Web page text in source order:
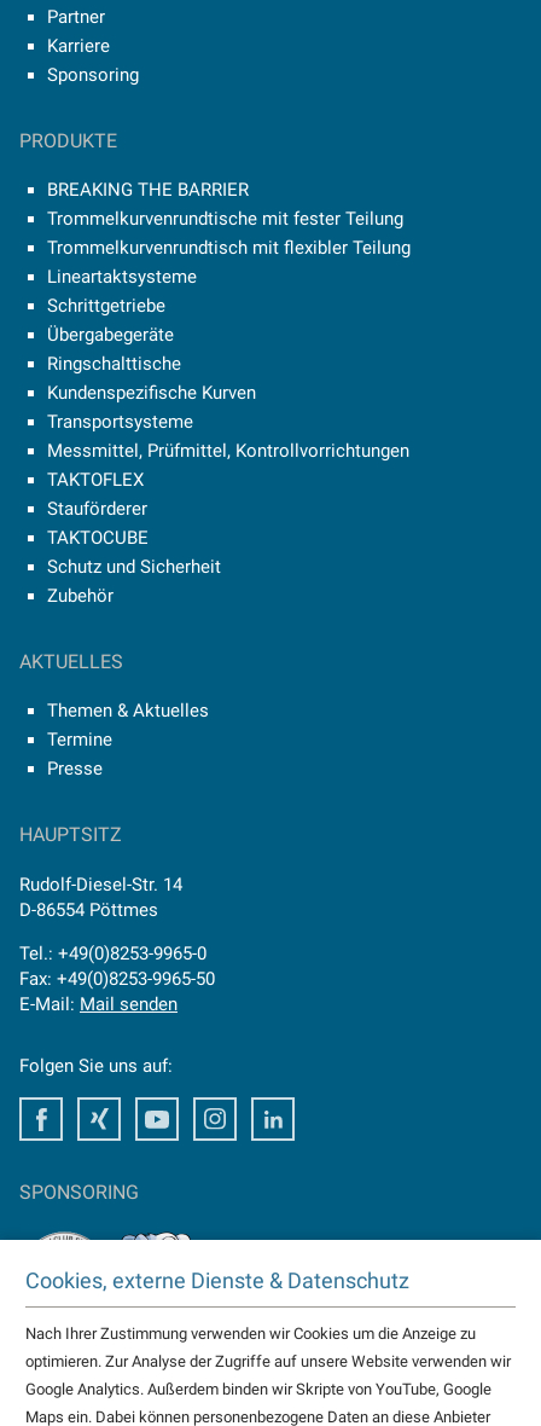
Partner
Karriere
Sponsoring
PRODUKTE
BREAKING THE BARRIER
Trommelkurvenrundtische mit fester Teilung
Trommelkurvenrundtisch mit flexibler Teilung
Lineartaktsysteme
Schrittgetriebe
Übergabegeräte
Ringschalttische
Kundenspezifische Kurven
Transportsysteme
Messmittel, Prüfmittel, Kontrollvorrichtungen
TAKTOFLEX
Stauförderer
TAKTOCUBE
Schutz und Sicherheit
Zubehör
AKTUELLES
Themen & Aktuelles
Termine
Presse
HAUPTSITZ
Rudolf-Diesel-Str. 14
D-86554 Pöttmes
Tel.: +49(0)8253-9965-0
Fax: +49(0)8253-9965-50
E-Mail: Mail senden
Folgen Sie uns auf:
FacebookXing Youtube Instagram
SPONSORING
TAKTOMAT ist Partner von
HC Erlangen
Eisbären Heilbronn
weitere...
Cookies, externe Dienste & Datenschutz
Nach Ihrer Zustimmung verwenden wir Cookies um die Anzeige zu
optimieren. Zur Analyse der Zugriffe auf unsere Website verwenden wir
Google Analytics. Außerdem binden wir Skripte von YouTube, Google
Maps ein. Dabei können personenbezogene Daten an diese Anbieter